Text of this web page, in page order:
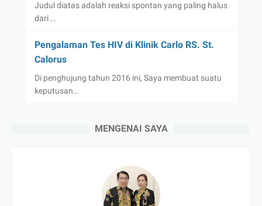
Judul diatas adalah reaksi spontan yang paling halus
dari …
Pengalaman Tes HIV di Klinik Carlo RS. St.
Calorus
Di penghujung tahun 2016 ini, Saya membuat suatu
keputusan…
MENGENAI SAYA